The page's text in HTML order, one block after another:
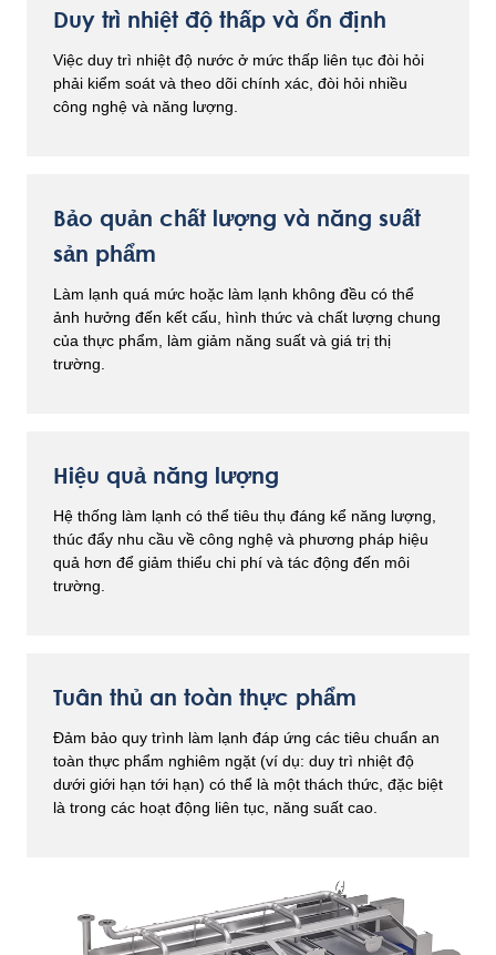
Duy trì nhiệt độ thấp và ổn định
Việc duy trì nhiệt độ nước ở mức thấp liên tục đòi hỏi
phải kiểm soát và theo dõi chính xác, đòi hỏi nhiều
công nghệ và năng lượng.
Bảo quản chất lượng và năng suất
sản phẩm
Làm lạnh quá mức hoặc làm lạnh không đều có thể
ảnh hưởng đến kết cấu, hình thức và chất lượng chung
của thực phẩm, làm giảm năng suất và giá trị thị
trường.
Hiệu quả năng lượng
Hệ thống làm lạnh có thể tiêu thụ đáng kể năng lượng,
thúc đẩy nhu cầu về công nghệ và phương pháp hiệu
quả hơn để giảm thiểu chi phí và tác động đến môi
trường.
Tuân thủ an toàn thực phẩm
Đảm bảo quy trình làm lạnh đáp ứng các tiêu chuẩn an
toàn thực phẩm nghiêm ngặt (ví dụ: duy trì nhiệt độ
dưới giới hạn tới hạn) có thể là một thách thức, đặc biệt
là trong các hoạt động liên tục, năng suất cao.